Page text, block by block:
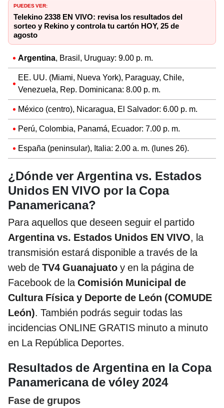
PUEDES VER:
Telekino 2338 EN VIVO: revisa los resultados del
sorteo y Rekino y controla tu cartón HOY, 25 de
agosto
Argentina, Brasil, Uruguay: 9.00 p. m.
EE. UU. (Miami, Nueva York), Paraguay, Chile,
Venezuela, Rep. Dominicana: 8.00 p. m.
México (centro), Nicaragua, El Salvador: 6.00 p. m.
Perú, Colombia, Panamá, Ecuador: 7.00 p. m.
España (peninsular), Italia: 2.00 a. m. (lunes 26).
¿Dónde ver Argentina vs. Estados
Unidos EN VIVO por la Copa
Panamericana?
Para aquellos que deseen seguir el partido
Argentina vs. Estados Unidos EN VIVO, la
transmisión estará disponible a través de la
web de TV4 Guanajuato y en la página de
Facebook de laComisión Municipal de
Cultura Física y Deporte de León (COMUDE
León). También podrás seguir todas las
incidencias ONLINE GRATIS minuto a minuto
en La República Deportes.
Resultados de Argentina en la Copa
Panamericana de vóley 2024
Fase de grupos